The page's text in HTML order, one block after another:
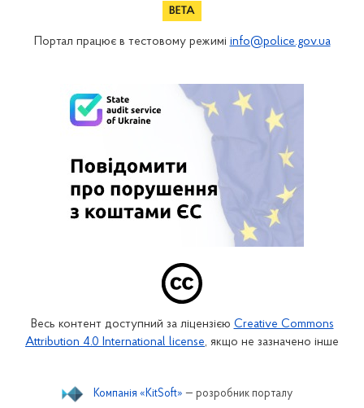
Портал працює в тестовому режимі info@police.gov.ua
Весь контент доступний за ліцензією Creative Commons
Attribution 4.0 International license, якщо не зазначено інше
Компанія «KitSoft» — розробник порталу